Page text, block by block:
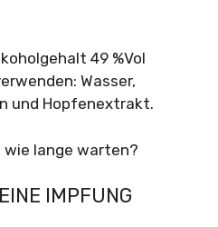
49 %Vol
Wasser,
und Hopfenextrakt.
IMPFUNG